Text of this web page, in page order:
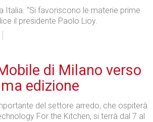
Italia. “Si favoriscono le materie prime
il presidente Paolo Lioy.
di Milano verso
edizione
del settore arredo, che ospiterà
For the Kitchen, si terrà dal 7 al